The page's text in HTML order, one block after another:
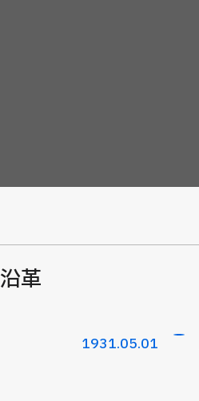
沿革
1931.05.01